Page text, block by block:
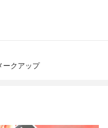
ークアップ